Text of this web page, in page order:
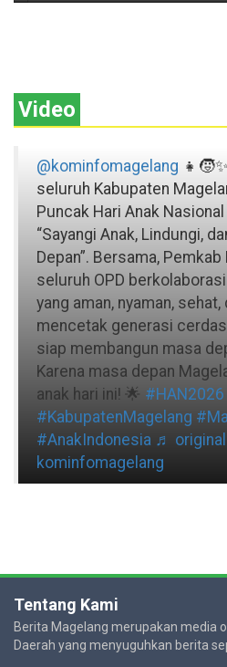
Video
@kominfomagelang
seluruh Kabupaten
Puncak Hari Anak
“Sayangi Anak, Lindungi,
Depan”. Bersama,
seluruh OPD
yang aman, nyaman,
mencetak generasi
siap membangun masa
Karena masa depan
anak hari ini! 🌟 #HAN2026
#KabupatenMagelang
#AnakIndonesia ♬
kominfomagelang
Tentang Kami
Berita Magelang merupakan media
Daerah yang menyuguhkan berita